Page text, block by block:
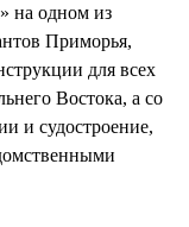
на одном из
Приморья,
для всех
Востока, а со
и судостроение,